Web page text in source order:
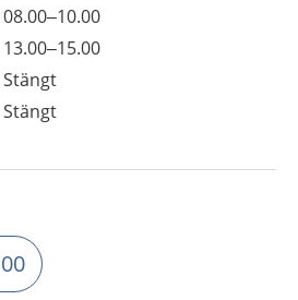
08.00–10.00
13.00–15.00
Stängt
Stängt